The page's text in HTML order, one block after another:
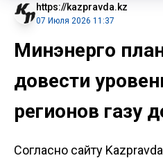
https://kazpravda.kz
07 Июля 2026 11:37
Минэнерго
довести
регионов газу
Согласно сайту